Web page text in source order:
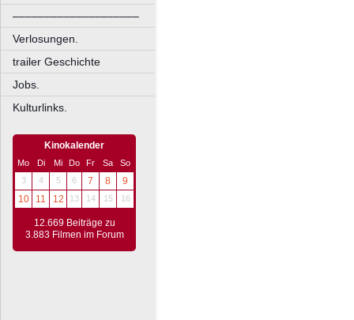
––––––––––––––––––––
Verlosungen.
trailer Geschichte
Jobs.
Kulturlinks.
Kinokalender
Mo Di Mi Do Fr Sa
So
3
4 5 6 7 8
9
10
11 12 13 14 15 16
12.669 Beiträge zu
3.883 Filmen im Forum